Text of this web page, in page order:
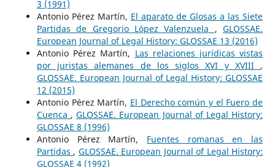
3 (1991)
Antonio Pérez Martín, El aparato de Glosas a las Siete
Partidas de Gregorio López Valenzuela ,GLOSSAE.
European Journal of Legal History: GLOSSAE 13 (2016)
Antonio Pérez Martín, Las relaciones jurídicas vistas
por juristas alemanes de los siglos XVI y XVIII ,
GLOSSAE. European Journal of Legal History: GLOSSAE
12 (2015)
Antonio Pérez Martín, El Derecho común y el Fuero de
Cuenca ,GLOSSAE. European Journal of Legal History:
GLOSSAE 8 (1996)
Antonio Pérez Martín, Fuentes romanas en las
Partidas , GLOSSAE. European Journal of Legal History:
GLOSSAE 4 (1992)